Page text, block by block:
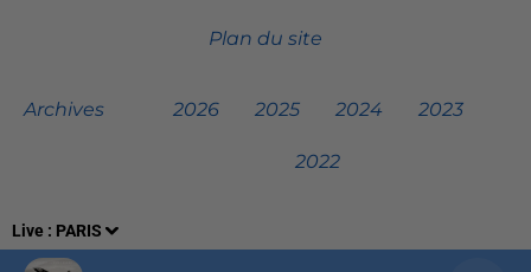
Live : PARIS
Plan du site
Archives 2026 2025 2024 2023
2022